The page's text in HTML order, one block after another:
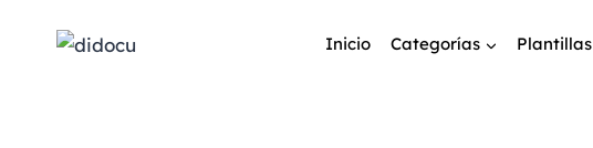
Inicio Categorías Plantillas